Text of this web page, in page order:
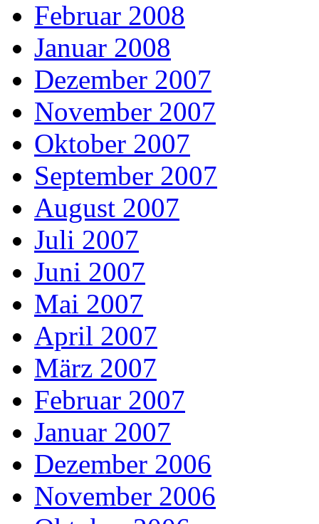
Februar 2008
Januar 2008
Dezember 2007
November 2007
Oktober 2007
September 2007
August 2007
Juli 2007
Juni 2007
Mai 2007
April 2007
März 2007
Februar 2007
Januar 2007
Dezember 2006
November 2006